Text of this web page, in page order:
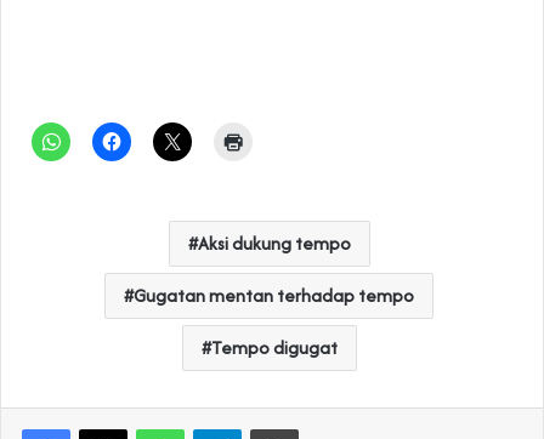
Aksi dukung tempo
Gugatan mentan terhadap tempo
Tempo digugat
WhatsAppTelegramPrint